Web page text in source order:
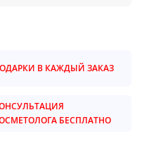
В КАЖДЫЙ ЗАКАЗ
БЕСПЛАТНО